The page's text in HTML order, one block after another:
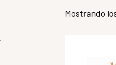
Mostrando